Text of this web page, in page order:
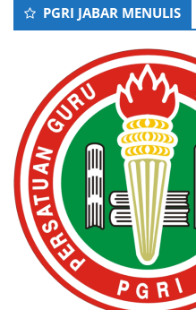
PGRI JABAR MENULIS